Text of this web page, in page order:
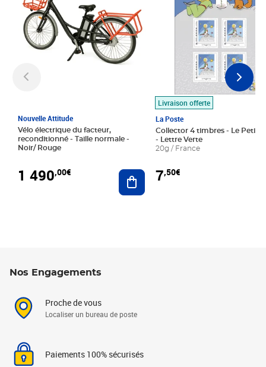
Nouvelle Attitude
Vélo électrique du facteur,
reconditionné - Taille normale -
Noir/ Rouge
1 490,00€ Ajouter au panier
Livraison offerte
La Poste
Collector 4 timbres - Le Petit
- Lettre Verte
20g / France
7,50€
Nos Engagements
Proche de vous
Localiser un bureau de poste
Paiements 100% sécurisés